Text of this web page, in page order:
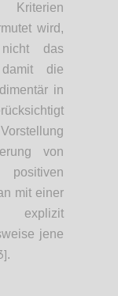
Kriterien
wird,
das
die
in
von
mit einer
explizit
jene
.